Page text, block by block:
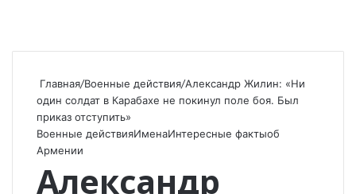
Главная/Военные действия/Александр Жилин: «Ни
один солдат в Карабахе не покинул поле боя. Был
приказ отступить»
Военные действияИменаИнтересные фактыоб
Армении
Александр